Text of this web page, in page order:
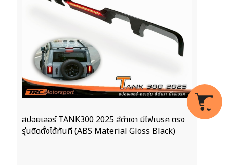
สปอยเลอร์ TANK300 2025 สีดำเงา มีไฟเบรค ตรง
รุ่นติดตั้งได้ทันที (ABS Material Gloss Black)